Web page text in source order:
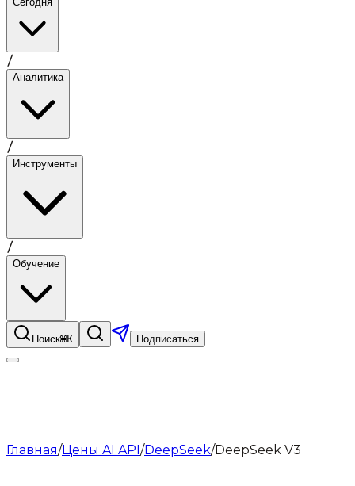
/
Аналитика
/
Инструменты
/
Обучение
Поиск⌘K Подписаться
Главная/Цены AI API/DeepSeek/DeepSeek V3